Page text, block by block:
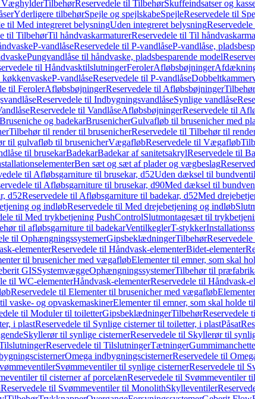
VæghylderTilbehørReservedele til TilbehørSkuffeindsatser og
Yderligere tilbehørSpejle og spejlskabeSpejleReservedele til
til Med integreret belysningUden integreret belysning
til TilbehørTil håndvaskarmaturerReservedele til Til
P-vandlåseReservedele til P-vandlåseP-vandlåse,
Pungvandlåse til håndvaske, pladsbesparende model
til HåndvasktilslutningerFerolerAfløbsbøjninger
P-vandlåseReservedele til P-vandlåse
til FerolerAfløbsbøjningerReservedele til AfløbsbøjningerTilbehør
Reservedele til IndbygningsvandlåseSynlige vandlåse
Reservedele til VandlåseAfløbsbøjningerReservedele til
Bruseniche og badekarBrusenicherGulvafløb til brusenicher med
Tilbehør til render til brusenicherReservedele til Tilbehør til
til gulvafløb til brusenicherVægafløbReservedele til Vægafløb
til brusekarBadekarBadekar af sanitetsakrylReservedele til
Ben sæt og sæt af plader og vægbeslag
til Afløbsgarniture til brusekar, d52Uden dæksel til bundventil
til Afløbsgarniture til brusekar, d90Med dæksel til
d52Reservedele til Afløbsgarniture til badekar, d52Med
og indløbReservedele til Med drejebetjening og indløb
til Med trykbetjening PushControlSlutmontagesæt til
til afløbsgarniture til badekarVentilkeglerT-stykker
til OphængningssystemerGipsbeklædningerTilbehør
elementerReservedele til Håndvask-elementerBidet-elementer
til brusenicher med vægafløbElementer til emner, som skal
GISSystemvæggeOphængningssystemerTilbehør til
til WC-elementerHåndvask-elementerReservedele til Håndvask-
Reservedele til Elementer til brusenicher med vægafløb
vaske- og opvaskemaskinerElementer til emner, som skal holde
til Moduler til toiletterGipsbeklædningerTilbehørReservedele
i plastReservedele til Synlige cisterner til toiletter, i plastPåsat
Skyllerør til synlige cisternerReservedele til Skyllerør til
Reservedele til TilslutningerTætninger
Omega indbygningscisternerReservedele til
Svømmeventiler til synlige cisternerReservedele til
til cisterner af porcelænReservedele til Svømmeventiler
Reservedele til Svømmeventiler til MonolithSkylleventiler